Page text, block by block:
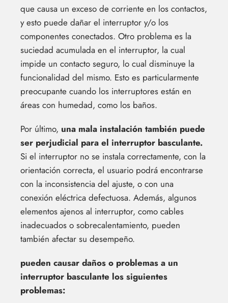
que causa un exceso de corriente en los contactos,
y esto puede dañar el interruptor y/o los
componentes conectados. Otro problema es la
suciedad acumulada en el interruptor, la cual
impide un contacto seguro, lo cual disminuye la
funcionalidad del mismo. Esto es particularmente
preocupante cuando los interruptores están en
áreas con humedad, como los baños.
Por último, una mala instalación también puede
ser perjudicial para el interruptor basculante.
Si el interruptor no se instala correctamente, con la
orientación correcta, el usuario podrá encontrarse
con la inconsistencia del ajuste, o con una
conexión eléctrica defectuosa. Además, algunos
elementos ajenos al interruptor, como cables
inadecuados o sobrecalentamiento, pueden
también afectar su desempeño.
pueden causar daños o problemas a un
interruptor basculante los siguientes
problemas: